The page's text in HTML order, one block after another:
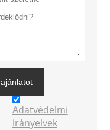
ajánlatot
Adatvédelmi
irányelvek